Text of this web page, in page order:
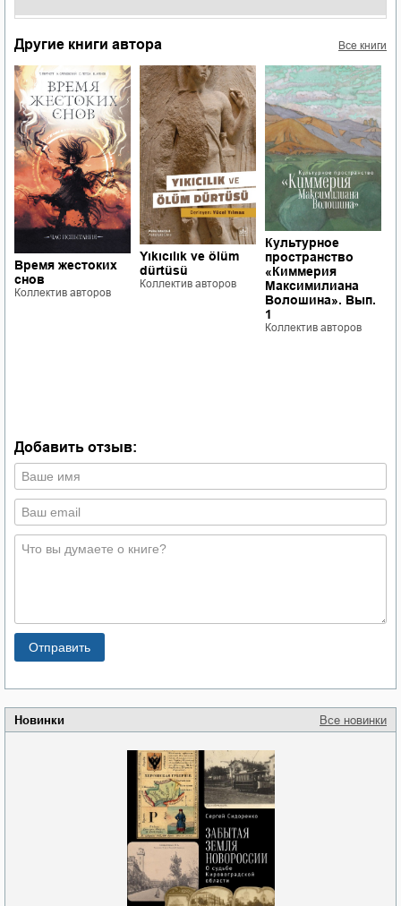
Новинки Все новинки
Забытая земля
Новоросии: о
судьбе
Кировоградской
области
Другие книги автора Все книги
Время жестоких
снов
Коллектив авторов
Yıkıcılık ve ölüm
dürtüsü
Коллектив авторов
Культурное
пространство
«Киммерия
Максимилиана
Волошина». Вып.
1
Коллектив авторов
Добавить отзыв: